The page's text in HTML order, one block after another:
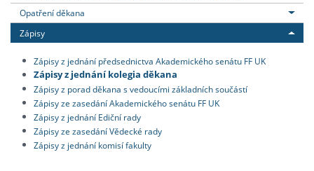
Opatření děkana
Zápisy
Zápisy z jednání předsednictva Akademického senátu FF UK
Zápisy z jednání kolegia děkana
Zápisy z porad děkana s vedoucími základních součástí
Zápisy ze zasedání Akademického senátu FF UK
Zápisy z jednání Ediční rady
Zápisy ze zasedání Vědecké rady
Zápisy z jednání komisí fakulty